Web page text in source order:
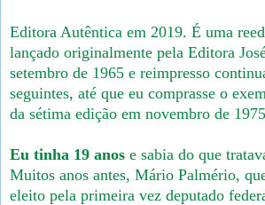
Editora Autêntica em 2019. É uma
lançado originalmente pela Editora
setembro de 1965 e reimpresso
seguintes, até que eu comprasse o
da sétima edição em novembro de
Eu tinha 19 anos e sabia do que
Muitos anos antes, Mário Palmério,
eleito pela primeira vez deputado